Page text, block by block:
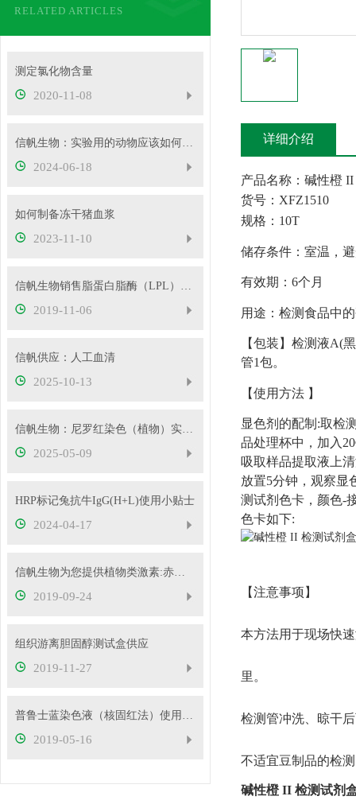
RELATED ARTICLES
测定氯化物含量
2020-11-08
信帆生物：实验用的动物应该如何处理？
2024-06-18
如何制备冻干猪血浆
2023-11-10
信帆生物销售脂蛋白脂酶（LPL）﹠肝脂酶（HL）
2019-11-06
信帆供应：人工血清
2025-10-13
信帆生物：尼罗红染色（植物）实验检测
2025-05-09
HRP标记兔抗牛IgG(H+L)使用小贴士
2024-04-17
信帆生物为您提供植物类激素:赤霉素GA4+7，供应
2019-09-24
组织游离胆固醇测试盒供应
2019-11-27
普鲁士蓝染色液（核固红法）使用说明书
2019-05-16
详细介绍
产品名称： 碱性橙 II
货号： XFZ1510
规格： 10T
储存条件：室温 ，
有效期： 6个月
用途：检测食品中
【包装】检测液A(
管1包。
【使用方法 】
显色剂的配制 :取检
品处理杯中，加入
吸取样品提取液上
放置5分钟，观察显
测试剂色卡，颜色-
色卡如下:
【注意事项】
本方法用于现场快
里。
检测管冲洗、晾干
不适宜豆制品的检
碱性橙 II 检测试剂